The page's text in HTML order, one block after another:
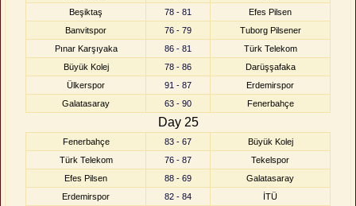
Beşiktaş
78 - 81
Efes Pilsen
Banvitspor
76 - 79
Tuborg Pilsener
Pınar Karşıyaka
86 - 81
Türk Telekom
Büyük Kolej
78 - 86
Darüşşafaka
Ülkerspor
91 - 87
Erdemirspor
Galatasaray
63 - 90 Fenerbahçe
Day 25
Fenerbahçe 83 - 67
Büyük Kolej
Türk Telekom
76 - 87
Tekelspor
Efes Pilsen
88 - 69
Galatasaray
Erdemirspor
82 - 84 İTÜ